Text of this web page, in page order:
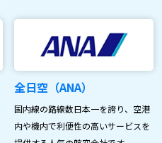
全日空（ANA）
国内線の路線数日本一を誇り、空港
内や機内で利便性の高いサービスを